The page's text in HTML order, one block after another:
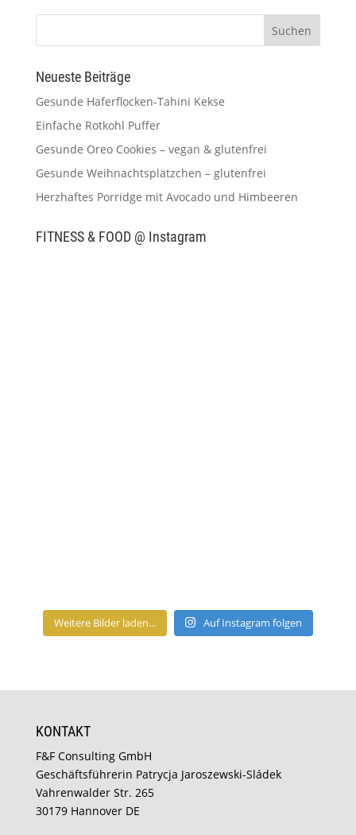
Neueste Beiträge
Gesunde Haferflocken-Tahini Kekse
Einfache Rotkohl Puffer
Gesunde Oreo Cookies – vegan & glutenfrei
Gesunde Weihnachtsplätzchen – glutenfrei
Herzhaftes Porridge mit Avocado und Himbeeren
FITNESS & FOOD @ Instagram
Weitere Bilder laden... Auf Instagram folgen
KONTAKT
F&F Consulting GmbH
Geschäftsführerin Patrycja Jaroszewski-Sládek
Vahrenwalder Str. 265
30179 Hannover DE